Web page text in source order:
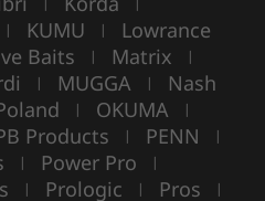
| KUMU | Lowrance
Baits | Matrix |
| MUGGA | Nash
| OKUMA |
Products | PENN |
| Power Pro |
| Prologic | Pros |